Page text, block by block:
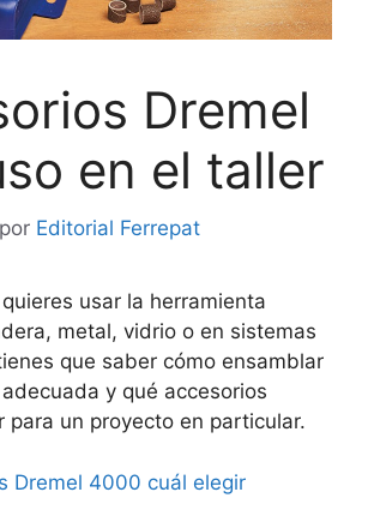
Dremel
en el taller
por Editorial Ferrepat
usar la herramienta
metal, vidrio o en sistemas
que saber cómo ensamblar
y qué accesorios
para un proyecto en particular.
Dremel 4000 cuál elegir